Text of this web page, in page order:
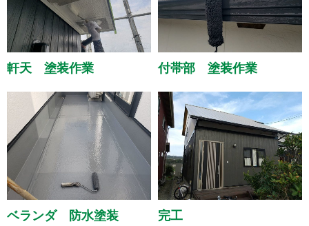
軒天 塗装作業 付帯部 塗装作業
ベランダ 防水塗装 完工